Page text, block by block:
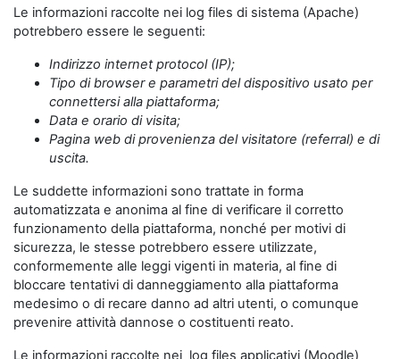
Le informazioni raccolte nei log files di sistema (Apache)
potrebbero essere le seguenti:
Indirizzo internet protocol (IP);
Tipo di browser e parametri del dispositivo usato per
connettersi alla piattaforma;
Data e orario di visita;
Pagina web di provenienza del visitatore (referral) e di
uscita.
Le suddette informazioni sono trattate in forma
automatizzata e anonima al fine di verificare il corretto
funzionamento della piattaforma, nonché per motivi di
sicurezza, le stesse potrebbero essere utilizzate,
conformemente alle leggi vigenti in materia, al fine di
bloccare tentativi di danneggiamento alla piattaforma
medesimo o di recare danno ad altri utenti, o comunque
prevenire attività dannose o costituenti reato.
Le informazioni raccolte nei log files applicativi (Moodle)